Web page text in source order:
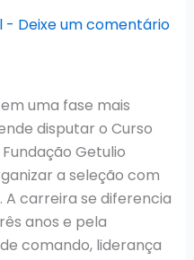
- Deixe um comentário
uma fase mais
disputar o Curso
Getulio
a seleção com
A carreira se diferencia
anos e pela
comando, liderança